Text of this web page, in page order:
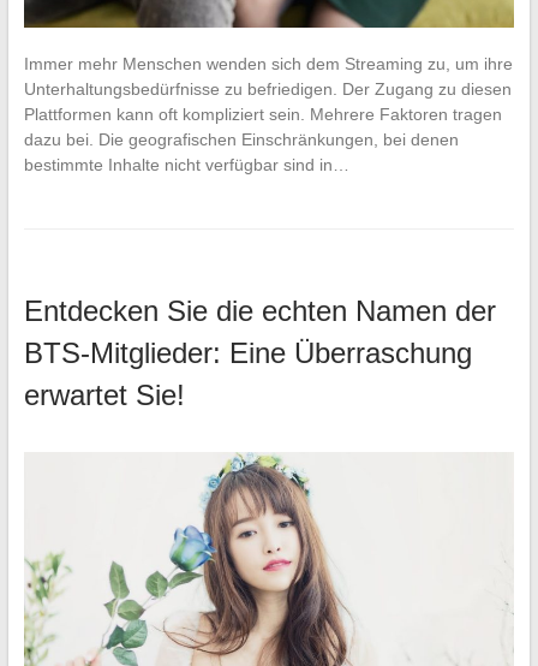
Immer mehr Menschen wenden sich dem Streaming zu, um ihre
Unterhaltungsbedürfnisse zu befriedigen. Der Zugang zu diesen
Plattformen kann oft kompliziert sein. Mehrere Faktoren tragen
dazu bei. Die geografischen Einschränkungen, bei denen
bestimmte Inhalte nicht verfügbar sind in…
Entdecken Sie die echten Namen der
BTS-Mitglieder: Eine Überraschung
erwartet Sie!